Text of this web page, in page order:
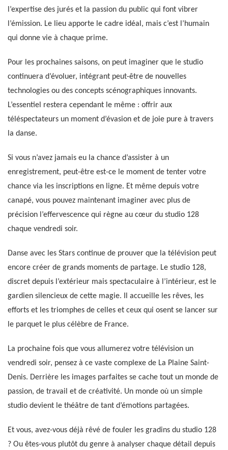
l’expertise des jurés et la passion du public qui font vibrer
l’émission. Le lieu apporte le cadre idéal, mais c’est l’humain
qui donne vie à chaque prime.
Pour les prochaines saisons, on peut imaginer que le studio
continuera d’évoluer, intégrant peut-être de nouvelles
technologies ou des concepts scénographiques innovants.
L’essentiel restera cependant le même : offrir aux
téléspectateurs un moment d’évasion et de joie pure à travers
la danse.
Si vous n’avez jamais eu la chance d’assister à un
enregistrement, peut-être est-ce le moment de tenter votre
chance via les inscriptions en ligne. Et même depuis votre
canapé, vous pouvez maintenant imaginer avec plus de
précision l’effervescence qui règne au cœur du studio 128
chaque vendredi soir.
Danse avec les Stars continue de prouver que la télévision peut
encore créer de grands moments de partage. Le studio 128,
discret depuis l’extérieur mais spectaculaire à l’intérieur, est le
gardien silencieux de cette magie. Il accueille les rêves, les
efforts et les triomphes de celles et ceux qui osent se lancer sur
le parquet le plus célèbre de France.
La prochaine fois que vous allumerez votre télévision un
vendredi soir, pensez à ce vaste complexe de La Plaine Saint-
Denis. Derrière les images parfaites se cache tout un monde de
passion, de travail et de créativité. Un monde où un simple
studio devient le théâtre de tant d’émotions partagées.
Et vous, avez-vous déjà rêvé de fouler les gradins du studio 128
? Ou êtes-vous plutôt du genre à analyser chaque détail depuis